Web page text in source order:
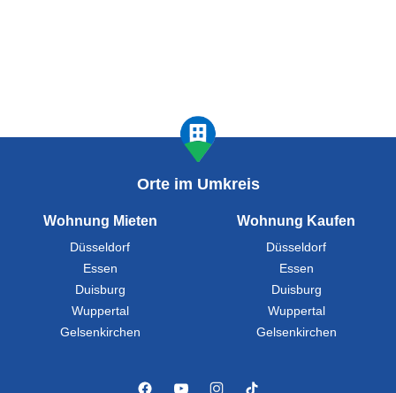
Orte im Umkreis
Wohnung Mieten
Düsseldorf
Essen
Duisburg
Wuppertal
Gelsenkirchen
Wohnung Kaufen
Düsseldorf
Essen
Duisburg
Wuppertal
Gelsenkirchen